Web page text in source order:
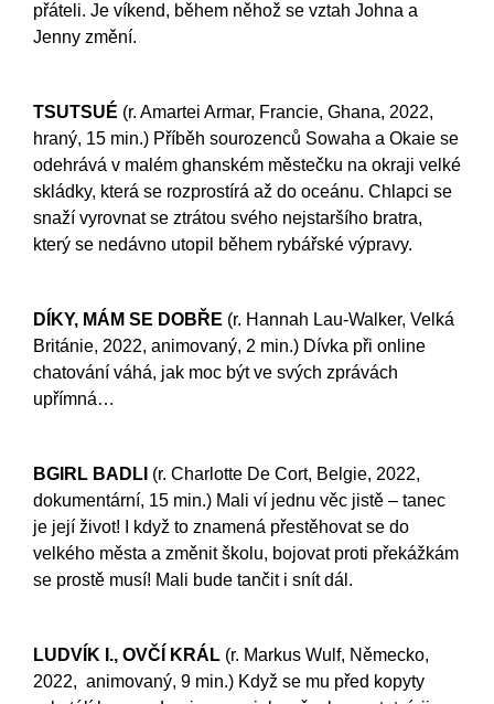
přáteli. Je víkend, během něhož se vztah Johna a
Jenny změní.
TSUTSUÉ (r. Amartei Armar, Francie, Ghana, 2022,
hraný, 15 min.) Příběh sourozenců Sowaha a Okaie se
odehrává v malém ghanském městečku na okraji velké
skládky, která se rozprostírá až do oceánu. Chlapci se
snaží vyrovnat se ztrátou svého nejstaršího bratra,
který se nedávno utopil během rybářské výpravy.
DÍKY, MÁM SE DOBŘE (r. Hannah Lau-Walker, Velká
Británie, 2022, animovaný, 2 min.) Dívka při online
chatování váhá, jak moc být ve svých zprávách
upřímná…
BGIRL BADLI (r. Charlotte De Cort, Belgie, 2022,
dokumentární, 15 min.) Mali ví jednu věc jistě – tanec
je její život! I když to znamená přestěhovat se do
velkého města a změnit školu, bojovat proti překážkám
se prostě musí! Mali bude tančit i snít dál.
LUDVÍK I., OVČÍ KRÁL (r. Markus Wulf, Německo,
2022, animovaný, 9 min.) Když se mu před kopyty